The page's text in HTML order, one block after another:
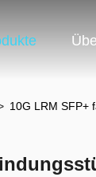
10G LRM SFP+